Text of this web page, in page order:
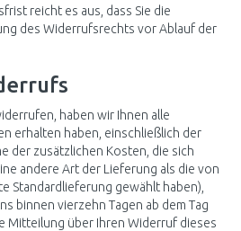
reicht es aus, dass Sie die
des Widerrufsrechts vor Ablauf der
haben wir Ihnen alle
erhalten haben, einschließlich der
der zusätzlichen Kosten, die sich
andere Art der Lieferung als die von
Standardlieferung gewählt haben),
binnen vierzehn Tagen ab dem Tag
Mitteilung über Ihren Widerruf dieses